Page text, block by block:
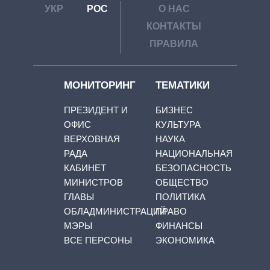
УКР РОС
О НАС
КОНТАКТЫ
ПРАВИЛА
МОНИТОРИНГ
ПРЕЗИДЕНТ И
ОФИС
ВЕРХОВНАЯ
РАДА
КАБИНЕТ
МИНИСТРОВ
ГЛАВЫ
ОБЛАДМИНИСТРАЦИЙ
МЭРЫ
ВСЕ ПЕРСОНЫ
ТЕМАТИКИ
БИЗНЕС
КУЛЬТУРА
НАУКА
НАЦИОНАЛЬНАЯ
БЕЗОПАСНОСТЬ
ОБЩЕСТВО
ПОЛИТИКА
ПРАВО
ФИНАНСЫ
ЭКОНОМИКА